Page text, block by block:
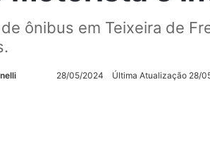
ônibus em Teixeira de
Mande28/05/2024 Última Atualização 28/